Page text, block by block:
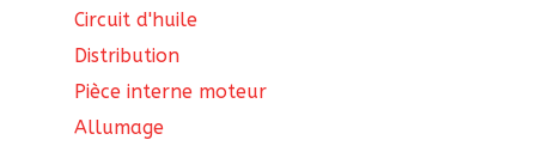
Circuit d'huile
Distribution
Pièce interne moteur
Allumage